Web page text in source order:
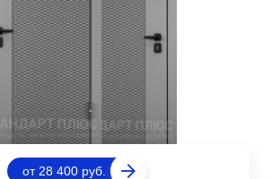
от 28 400 руб.